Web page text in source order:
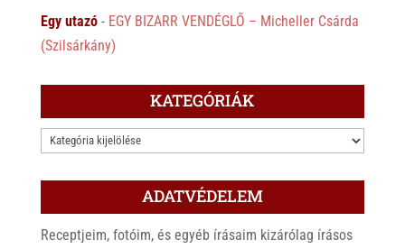
Egy utazó- EGY BIZARR VENDÉGLŐ – Micheller Csárda
(Szilsárkány)
KATEGÓRIÁK
KATEGÓRIÁK
ADATVÉDELEM
Receptjeim, fotóim, és egyéb írásaim kizárólag írásos